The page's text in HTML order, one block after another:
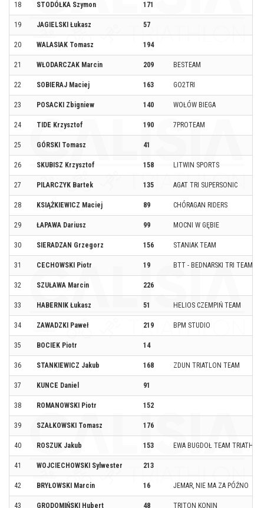
18 STODÓŁKA Szymon 171
19 JAGIELSKI Łukasz 57
20 WALASIAK Tomasz 194
21 WŁODARCZAK Marcin 209 BESTEAM
22 SOBIERAJ Maciej 163 GO2TRI
23 POSACKI Zbigniew 140 WOŁÓW BIEGA
24 TIDE Krzysztof 190 7PROTEAM
25 GÓRSKI Tomasz 41
26 SKUBISZ Krzysztof 158 LITWIN SPORTS
27 PILARCZYK Bartek 135 AGAT TRI SUPERSONIC
28 KSIĄŻKIEWICZ Maciej 89 CHÓRAGAN RIDERS
29 ŁAPAWA Dariusz 99 MOCNI W GĘBIE
30 SIERADZAN Grzegorz 156 STANIAK TEAM
31 CECHOWSKI Piotr 19 BTT - BEDNARSKI TRI TEAM
32 SZUŁAWA Marcin 226
33 HABERNIK Łukasz 51 HELIOS CZEMPIŃ TEAM
34 ZAWADZKI Paweł 219 BPM STUDIO
35 BOCIEK Piotr 14
36 STANKIEWICZ Jakub 168 ZDUN TRIATLON TEAM
37 KUNCE Daniel 91
38 ROMANOWSKI Piotr 152
39 SZAŁKOWSKI Tomasz 176
40 ROSZUK Jakub 153 EWA BUGDOŁ TEAM
41 WOJCIECHOWSKI Sylwester 213
42 BRYŁOWSKI Marcin 16 JEMAR, NIE MA ZA PÓŹNO
43 GRODOMIŃSKI Hubert 48 TRITON KONIN